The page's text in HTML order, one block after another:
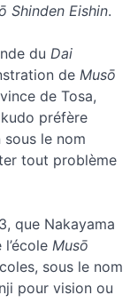
Shinden Eishin.
du Dai
de Musō
de Tosa,
préfère
le nom
tout problème
que Nakayama
Musō
sous le nom
pour vision ou